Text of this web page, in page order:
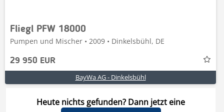
Fliegl PFW 18000
Pumpen und Mischer • 2009 • Dinkelsbühl, DE
29 950 EUR
BayWa AG - Dinkelsbühl
Heute nichts gefunden? Dann jetzt eine